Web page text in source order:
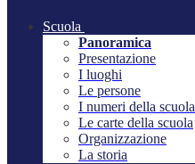
Scuola
Panoramica
Presentazione
I luoghi
Le persone
I numeri della scuola
Le carte della scuola
Organizzazione
La storia